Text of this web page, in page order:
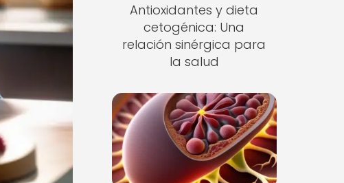
Antioxidantes y dieta
cetogénica: Una
relación sinérgica para
la salud